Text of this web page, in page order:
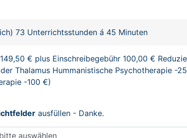
73 Unterrichtsstunden á 45 Minuten
€ plus Einschreibegebühr 100,00 €
Thalamus Hummanistische Psychotherapie -
-100 €)
ausfüllen - Danke.